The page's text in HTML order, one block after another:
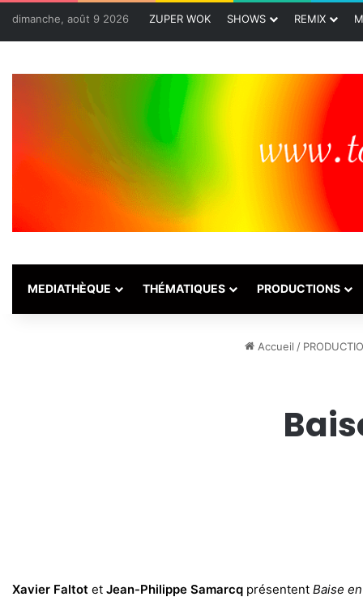
dimanche, août 9 2026 ZUPER WOK SHOWS REMIX
MEDIATHÈQUE THÉMATIQUES PRODUCTIONS
Accueil /
Xavier Faltot et Jean-Philippe Samarcq présentent Baise